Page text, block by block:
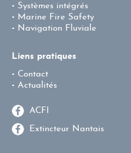
Systèmes intégrés
Marine Fire Safety
Navigation Fluviale
Liens pratiques
Contact
Actualités
ACFI
Extincteur Nantais